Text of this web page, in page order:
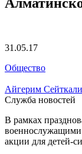
31.05.17
Общество
Айгерим Сейткали
Служба новостей
В рамках
военнослужащими
акции для детей-